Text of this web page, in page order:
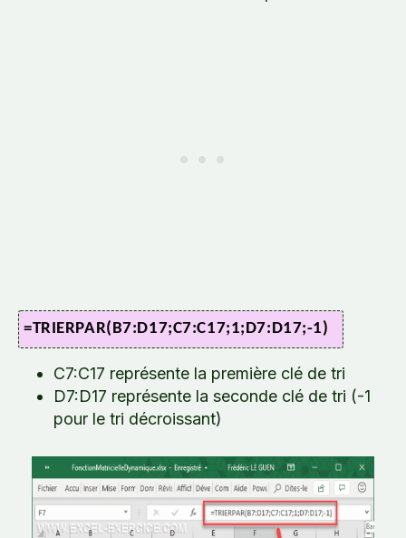
=TRIERPAR(B7:D17;C7:C17;1;D7:D17;-1)
C7:C17 représente la première clé de tri
D7:D17 représente la seconde clé de tri (-1
pour le tri décroissant)